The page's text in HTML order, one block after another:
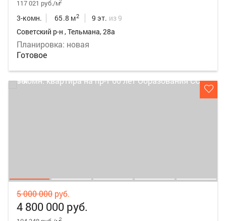
117 021 руб./м2
3-комн. 65.8 м2 9 эт. из 9
Советский р-н , Тельмана, 28а
Планировка: новая
Готовое
5 000 000 руб.
4 800 000 руб.
2